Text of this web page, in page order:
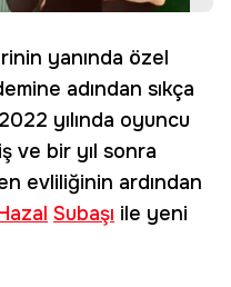
yanında özel
adından sıkça
yılında oyuncu
ve bir yıl sonra
evliliğinin ardından
Subaşı ile yeni